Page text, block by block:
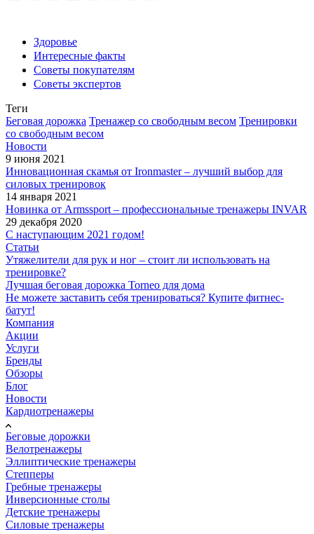
Здоровье
Интересные факты
Советы покупателям
Советы экспертов
Теги
Беговая дорожка Тренажер со свободным весом Тренировки
со свободным весом
Новости
9 июня 2021
Инновационная скамья от Ironmaster – лучший выбор для
силовых тренировок
14 января 2021
Новинка от Armssport – профессиональные тренажеры INVAR
29 декабря 2020
С наступающим 2021 годом!
Статьи
Утяжелители для рук и ног – стоит ли использовать на
тренировке?
Лучшая беговая дорожка Torneo для дома
Не можете заставить себя тренироваться? Купите фитнес-
батут!
Компания
Акции
Услуги
Бренды
Обзоры
Блог
Новости
Кардиотренажеры
Беговые дорожки
Велотренажеры
Эллиптические тренажеры
Степперы
Гребные тренажеры
Инверсионные столы
Детские тренажеры
Силовые тренажеры